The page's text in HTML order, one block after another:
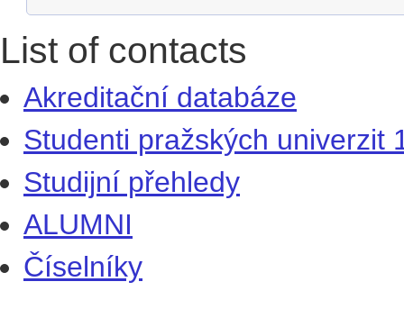
List of contacts
Akreditační databáze
Studenti pražských univerzit
Studijní přehledy
ALUMNI
Číselníky